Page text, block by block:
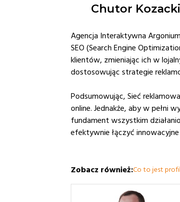
Chutor Kozacki
Agencja Interaktywna
SEO (Search Engine
klientów, zmieniając ich w
dostosowując strategie
Podsumowując, Sieć
online. Jednakże, aby w pełni
fundament wszystkim
efektywnie łączyć
Zobacz również:Co to jest